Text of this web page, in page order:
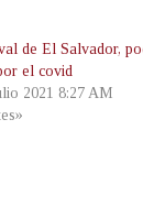
de El Salvador,
el covid
2021 8:27 AM